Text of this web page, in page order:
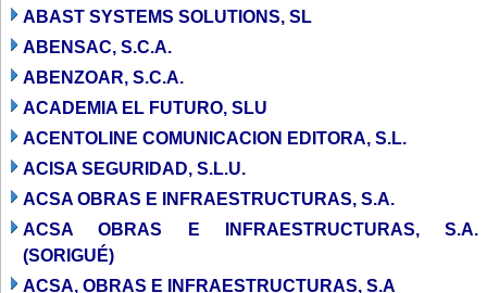
ABAST SYSTEMS SOLUTIONS, SL
ABENSAC, S.C.A.
ABENZOAR, S.C.A.
ACADEMIA EL FUTURO, SLU
ACENTOLINE COMUNICACION EDITORA, S.L.
ACISA SEGURIDAD, S.L.U.
ACSA OBRAS E INFRAESTRUCTURAS, S.A.
ACSA OBRAS E INFRAESTRUCTURAS, S.A.
(SORIGUÉ)
ACSA, OBRAS E INFRAESTRUCTURAS, S.A